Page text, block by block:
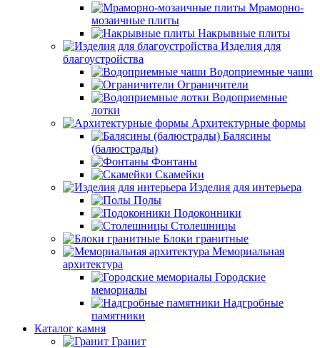
Мраморно-
мозаичные плиты
Накрывные плиты
Изделия для
благоустройства
Водоприемные чаши
Ограничители
Водоприемные
лотки
Архитектурные формы
Балясины
(балюстрады)
Фонтаны
Скамейки
Изделия для интерьера
Полы
Подоконники
Столешницы
Блоки гранитные
Мемориальная
архитектура
Городские
мемориалы
Надгробные
памятники
Каталог камня
Гранит